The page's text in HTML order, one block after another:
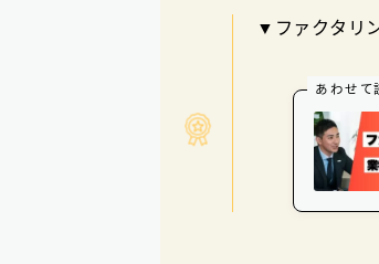
▼ファクタリ
あわせて